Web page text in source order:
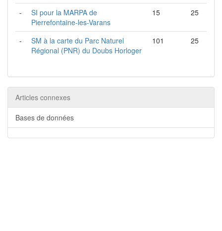
-
SI pour la MARPA de
Pierrefontaine-les-Varans
15 25
-
SM à la carte du Parc Naturel
Régional (PNR) du Doubs Horloger
101 25
Articles connexes
Bases de données